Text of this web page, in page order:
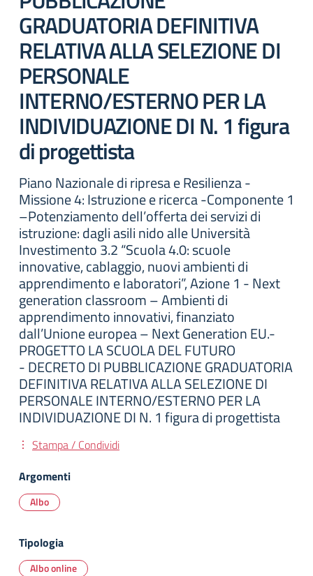
GRADUATORIA DEFINITIVA
RELATIVA ALLA SELEZIONE DI
PERSONALE
INTERNO/ESTERNO PER LA
INDIVIDUAZIONE DI N. 1 figura
di progettista
Piano Nazionale di ripresa e Resilienza -
Missione 4: Istruzione e ricerca -Componente 1
–Potenziamento dell’offerta dei servizi di
istruzione: dagli asili nido alle Università
Investimento 3.2 “Scuola 4.0: scuole
innovative, cablaggio, nuovi ambienti di
apprendimento e laboratori”, Azione 1 - Next
generation classroom – Ambienti di
apprendimento innovativi, finanziato
dall’Unione europea – Next Generation EU.-
PROGETTO LA SCUOLA DEL FUTURO
- DECRETO DI PUBBLICAZIONE GRADUATORIA
DEFINITIVA RELATIVA ALLA SELEZIONE DI
PERSONALE INTERNO/ESTERNO PER LA
INDIVIDUAZIONE DI N. 1 figura di progettista
Stampa / Condividi
Argomenti
Albo
Tipologia
Albo online